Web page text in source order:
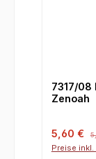
7317/08
Zenoah
5,60 €
Preise